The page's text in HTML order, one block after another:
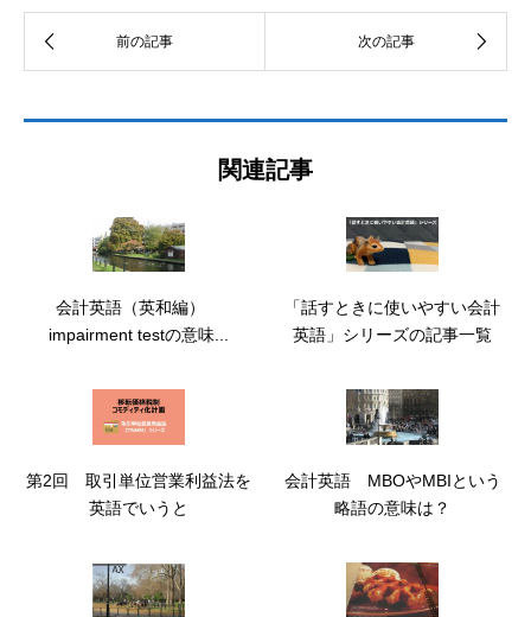
関連記事
会計英語（英和編）
impairment testの意味...
「話すときに使いやすい会計
英語」シリーズの記事一覧
第2回 取引単位営業利益法を
英語でいうと
会計英語 MBOやMBIという
略語の意味は？